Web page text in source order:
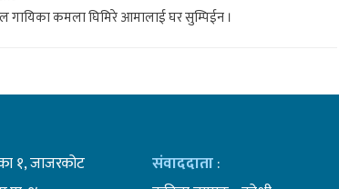
गायिका कमला घिमिरे आमालाई घर सुम्पिईन ।
१, जाजरकोट
संवाददाता: